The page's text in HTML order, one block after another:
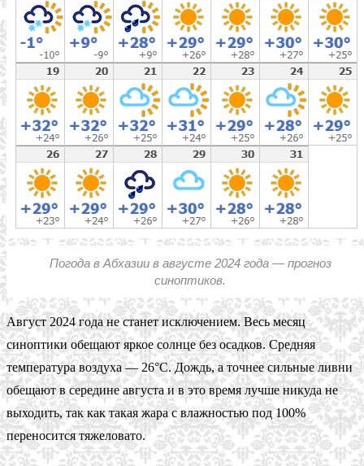
Погода в Абхазии в августе 2024 года — прогноз
синоптиков.
Август 2024 года не станет исключением. Весь месяц
синоптики обещают яркое солнце без осадков. Средняя
температура воздуха — 26°С. Дождь, а точнее сильные ливни
обещают в середине августа и в это время лучше никуда не
выходить, так как такая жара с влажностью под 100%
переносится тяжеловато.